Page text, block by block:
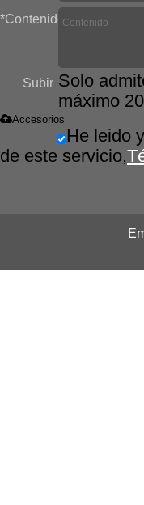
*Contenido
Subir Solo
máximo
Accesorios
He leido
de este servicio,